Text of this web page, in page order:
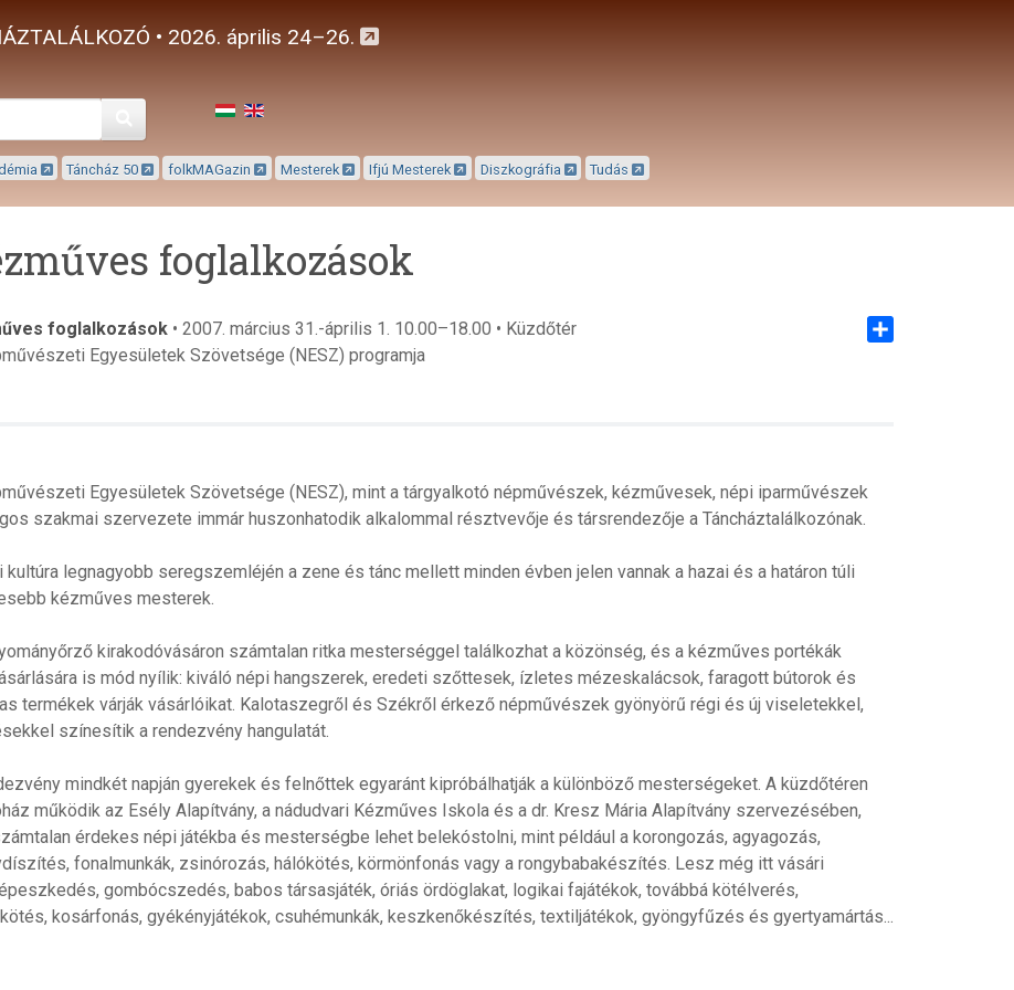
• 2026. április 24–26.
Keresés
Táncház 50 folkMAGazin Mesterek Ifjú Mesterek Diszkográfia Tudás
foglalkozások
foglalkozások • 2007. március 31.-április 1. 10.00–18.00 • Küzdőtér
Egyesületek Szövetsége (NESZ) programja
Egyesületek Szövetsége (NESZ), mint a tárgyalkotó népművészek, kézművesek, népi iparművészek
szakmai szervezete immár huszonhatodik alkalommal résztvevője és társrendezője a Táncháztalálkozónak.
kultúra legnagyobb seregszemléjén a zene és tánc mellett minden évben jelen vannak a hazai és a határon túli
kézműves mesterek.
kirakodóvásáron számtalan ritka mesterséggel találkozhat a közönség, és a kézműves portékák
is mód nyílik: kiváló népi hangszerek, eredeti szőttesek, ízletes mézeskalácsok, faragott bútorok és
termékek várják vásárlóikat. Kalotaszegről és Székről érkező népművészek gyönyörű régi és új viseletekkel,
színesítik a rendezvény hangulatát.
mindkét napján gyerekek és felnőttek egyaránt kipróbálhatják a különböző mesterségeket. A küzdőtéren
működik az Esély Alapítvány, a nádudvari Kézműves Iskola és a dr. Kresz Mária Alapítvány szervezésében,
érdekes népi játékba és mesterségbe lehet belekóstolni, mint például a korongozás, agyagozás,
fonalmunkák, zsinórozás, hálókötés, körmönfonás vagy a rongybabakészítés. Lesz még itt vásári
gombócszedés, babos társasjáték, óriás ördöglakat, logikai fajátékok, továbbá kötélverés,
kosárfonás, gyékényjátékok, csuhémunkák, keszkenőkészítés, textiljátékok, gyöngyfűzés és gyertyamártás...